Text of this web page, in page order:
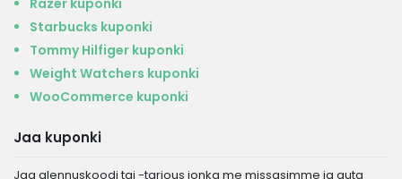
Razer kuponki
Starbucks kuponki
Tommy Hilfiger kuponki
Weight Watchers kuponki
WooCommerce kuponki
Jaa kuponki
Jaa alennuskoodi tai -tarjous jonka me missasimme ja auta